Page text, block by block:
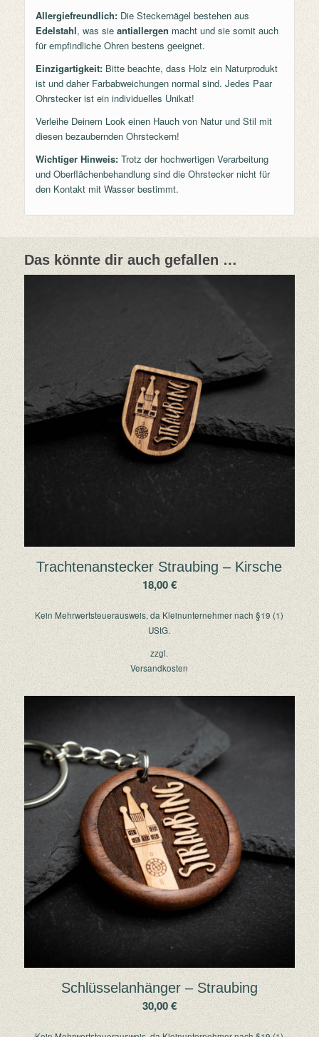
Allergiefreundlich:Die Steckernägel bestehen aus
Edelstahl, was sie antiallergen macht und sie somit auch
für empfindliche Ohren bestens geeignet.
Einzigartigkeit:Bitte beachte, dass Holz ein Naturprodukt
ist und daher Farbabweichungen normal sind. Jedes Paar
Ohrstecker ist ein individuelles Unikat!
Verleihe Deinem Look einen Hauch von Natur und Stil mit
diesen bezaubernden Ohrsteckern!
Wichtiger Hinweis:Trotz der hochwertigen Verarbeitung
und Oberflächenbehandlung sind die Ohrstecker nicht für
den Kontakt mit Wasser bestimmt.
Das könnte dir auch gefallen …
Trachtenanstecker Straubing – Kirsche
18,00€
Kein Mehrwertsteuerausweis, da Kleinunternehmer nach §19 (1)
UStG.
zzgl.
Versandkosten
Schlüsselanhänger – Straubing
30,00€